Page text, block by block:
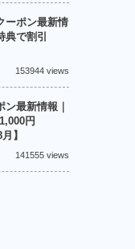
ーポン最新情
で割引
153944 views
ン最新情報｜
円
】
141555 views